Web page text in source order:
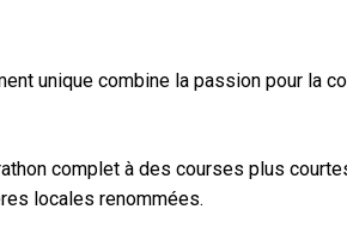
unique combine la passion pour la
complet à des courses plus
locales renommées.